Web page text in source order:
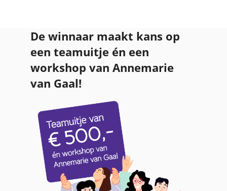
De winnaar maakt kans op
een teamuitje én een
workshop van Annemarie
van Gaal!